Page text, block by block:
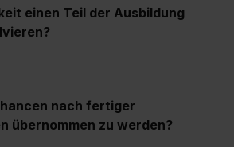
einen Teil der Ausbildung
nach fertiger
übernommen zu werden?